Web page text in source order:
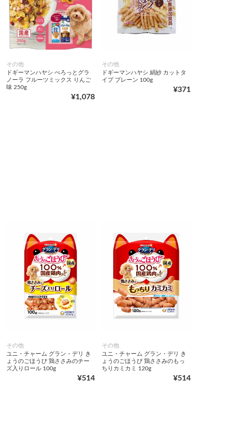
その他
ドギーマンハヤシ ぺろっとグラ
ノーラ フルーツミックス りんご
味 250g
¥1,078
その他
ドギーマンハヤシ 絹紗 カットタ
イプ プレーン 100g
¥371
その他
ユニ・チャーム グラン・デリ き
ょうのごほうび 鶏ささみのチー
ズ入りロール 100g
¥514
その他
ユニ・チャーム グラン・デリ き
ょうのごほうび 鶏ささみのもっ
ちりカミカミ 120g
¥514